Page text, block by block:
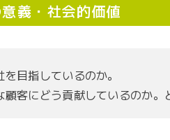
義・社会的価値
目指しているのか。
顧客にどう貢献しているのか。